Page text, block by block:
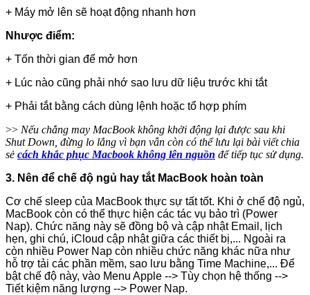
+ Máy mở lên sẽ hoạt động nhanh hơn
Nhược điểm:
+ Tốn thời gian để mở hơn
+ Lúc nào cũng phải nhớ sao lưu dữ liệu trước khi tắt
+ Phải tắt bằng cách dùng lệnh hoặc tổ hợp phím
>> Nếu chẳng may MacBook không khởi động lại được sau khi
Shut Down, đừng lo lắng vì bạn vẫn còn có thể lưu lại bài viết chia
sẻ cách khắc phục Macbook không lên nguồn để tiếp tục sử dụng.
3. Nên để chế độ ngủ hay tắt MacBook hoàn toàn
Cơ chế sleep của MacBook thực sự tất tốt. Khi ở chế độ ngủ,
MacBook còn có thể thực hiện các tác vụ bảo trì (Power
Nap). Chức năng này sẽ đồng bộ và cập nhật Email, lịch
hẹn, ghi chú, iCloud cập nhật giữa các thiết bị,... Ngoài ra
còn nhiều Power Nap còn nhiều chức năng khác nữa như
hỗ trợ tải các phần mềm, sao lưu bằng Time Machine,... Để
bật chế độ này, vào Menu Apple --> Tùy chọn hệ thống -->
Tiết kiệm năng lượng --> Power Nap.